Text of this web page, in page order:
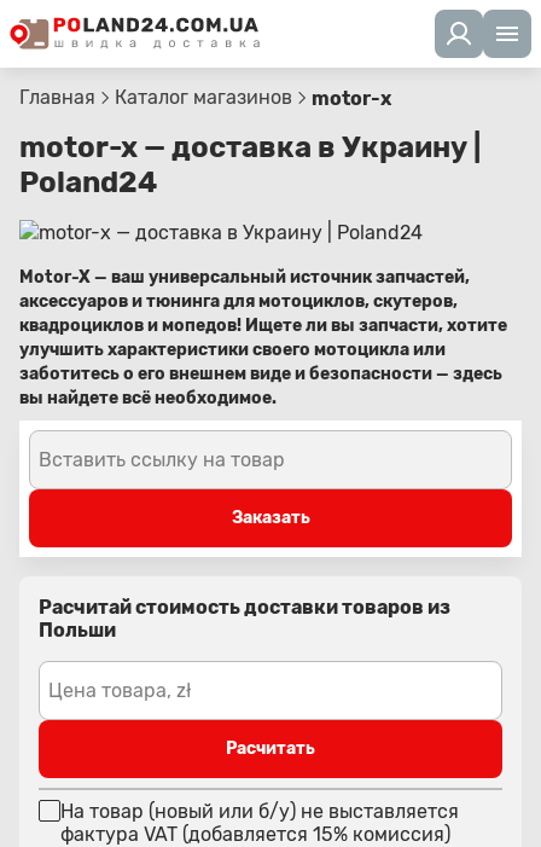
Главная Каталог магазинов motor-x
motor-x — доставка в Украину |
Poland24
Motor-X — ваш универсальный источник запчастей,
аксессуаров и тюнинга для мотоциклов, скутеров,
квадроциклов и мопедов! Ищете ли вы запчасти, хотите
улучшить характеристики своего мотоцикла или
заботитесь о его внешнем виде и безопасности — здесь
вы найдете всё необходимое.
Вставить ссылку на товар
Заказать
Расчитай стоимость доставки товаров из
Польши
Цена товара, zł
Расчитать
На товар (новый или б/у) не выставляется
фактура VAT (добавляется 15% комиссия)